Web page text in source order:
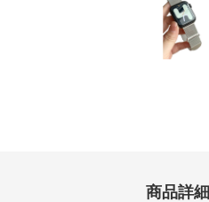
商品詳細